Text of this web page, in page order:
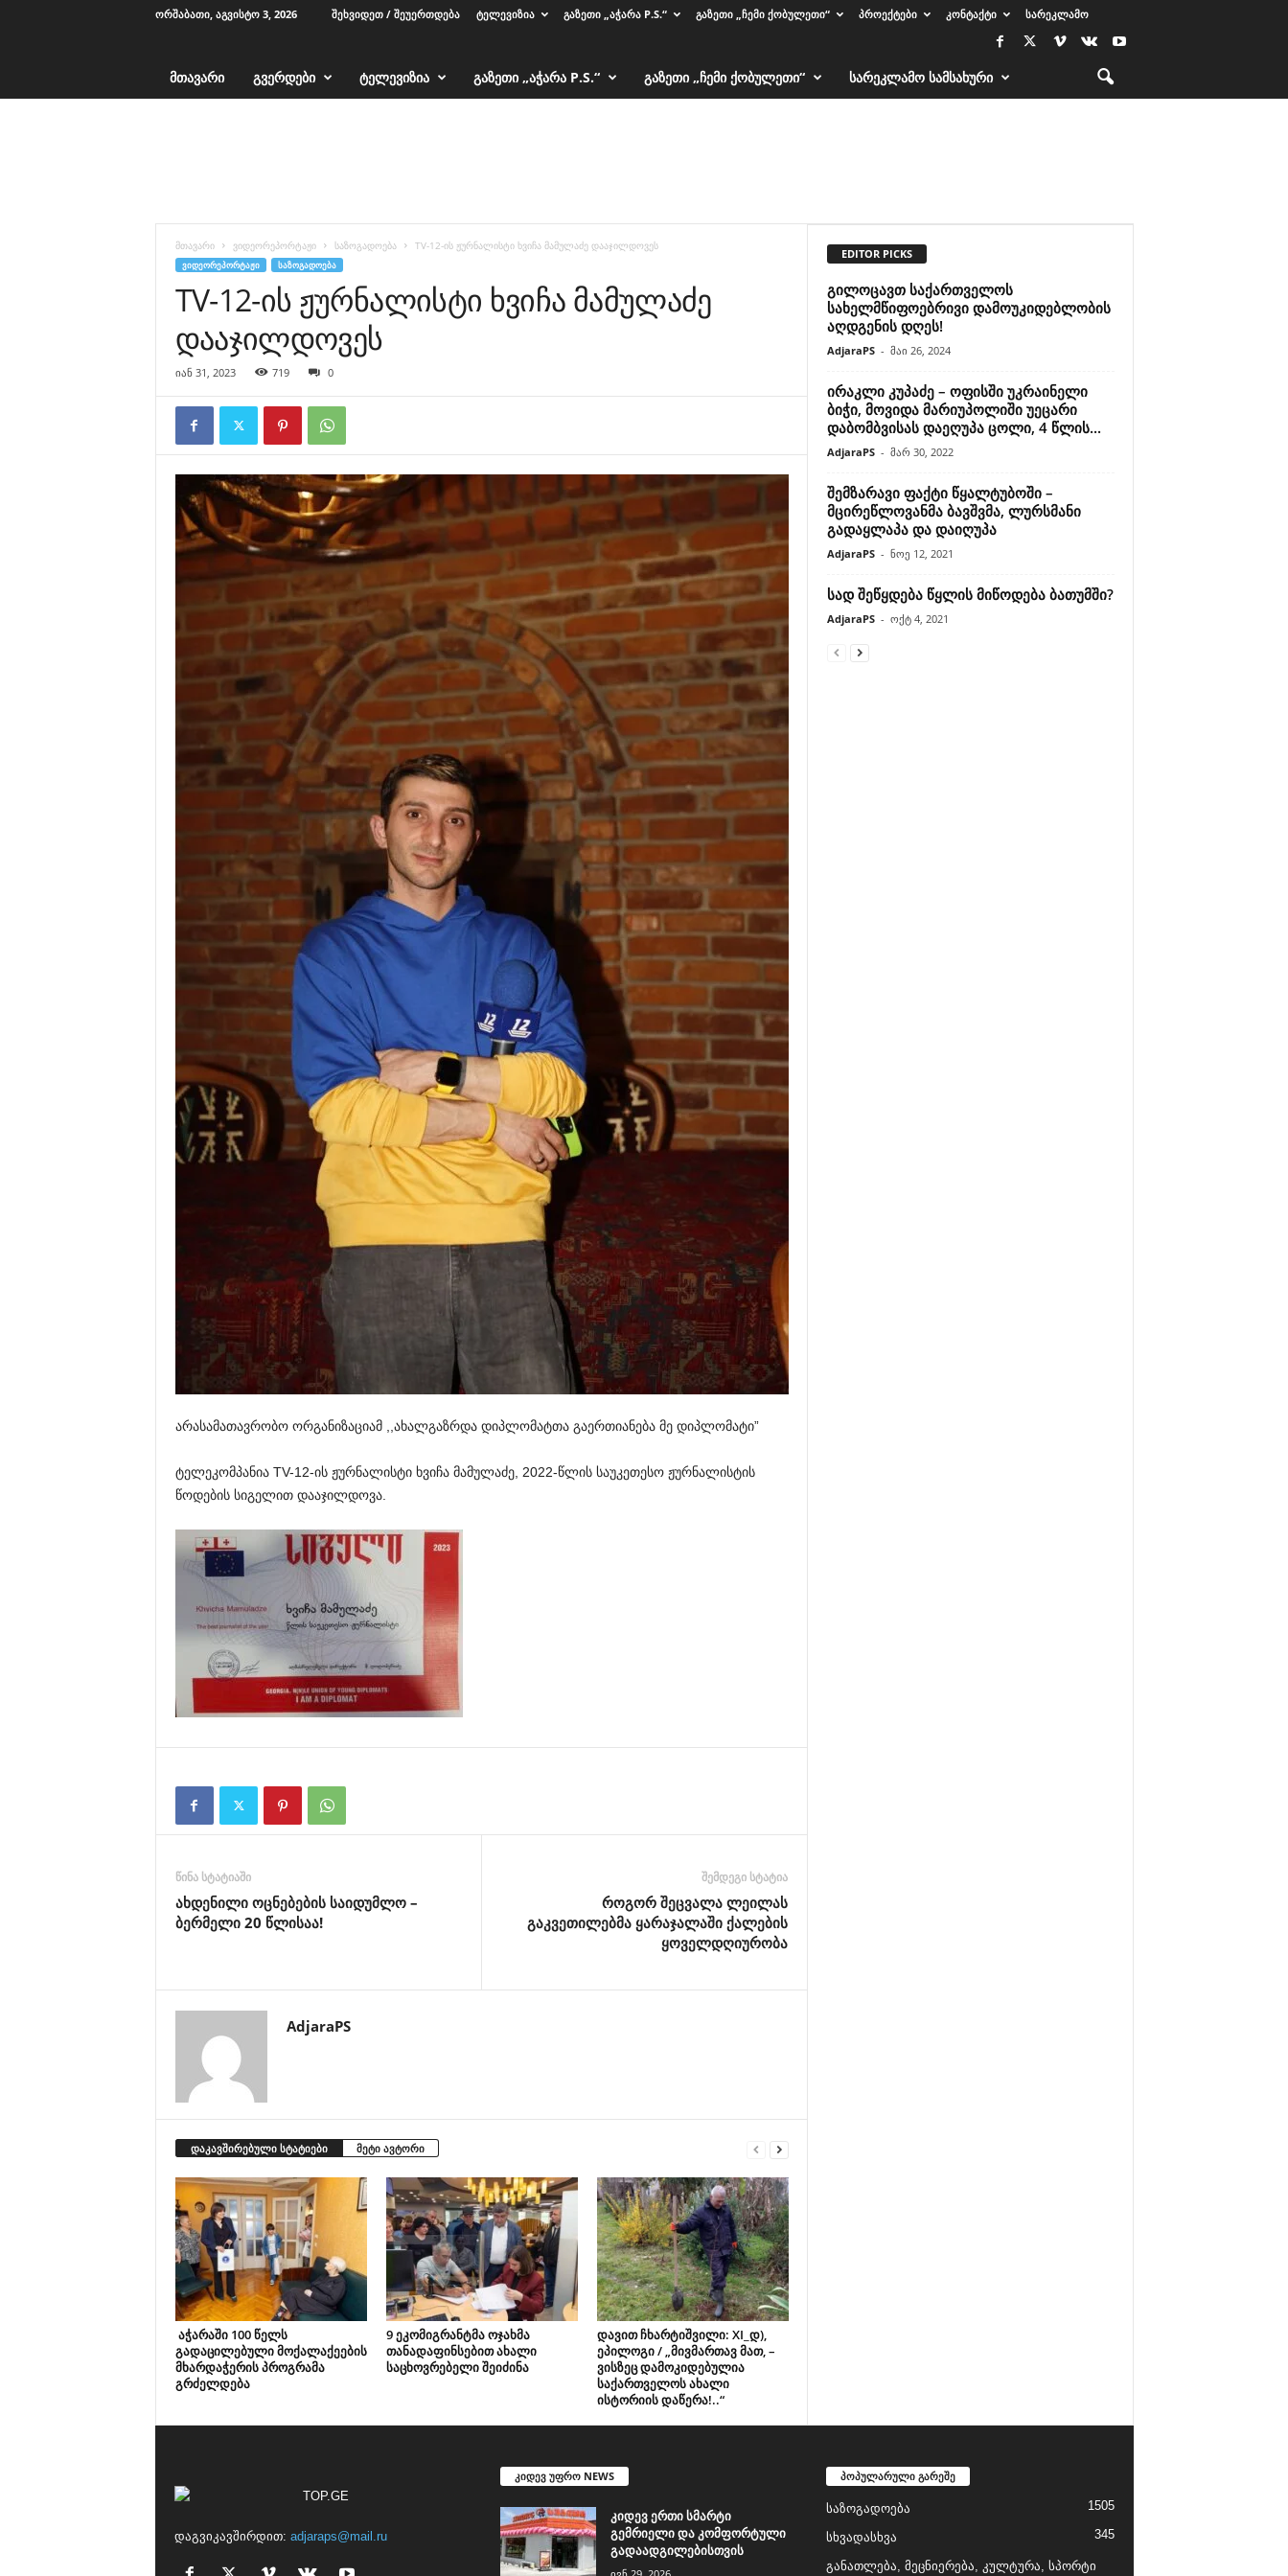
ᲝᲠᲨᲐᲑᲐᲗᲘ, ᲐᲒᲕᲘᲡᲢᲝ 3, 2026 ᲨᲔᲮᲕᲘᲓᲔᲗ / ᲨᲔᲣᲔᲠᲗᲓᲔᲑᲐ ᲢᲔᲚᲔᲕᲘᲖᲘᲐ ᲒᲐᲖᲔᲗᲘ „ᲐᲭᲐᲠᲐ P.S.“ ᲒᲐᲖᲔᲗᲘ „ᲩᲔᲛᲘ ᲥᲝᲑᲣᲚᲔᲗᲘ“ ᲞᲠᲝᲔᲥᲢᲔᲑᲘ ᲙᲝᲜᲢᲐᲥᲢᲘ ᲡᲐᲠᲔᲙᲚᲐᲛᲝ
ᲛᲗᲐᲕᲐᲠᲘ ᲒᲕᲔᲠᲓᲔᲑᲘ ᲢᲔᲚᲔᲕᲘᲖᲘᲐ ᲒᲐᲖᲔᲗᲘ „ᲐᲭᲐᲠᲐ P.S.“ ᲒᲐᲖᲔᲗᲘ „ᲩᲔᲛᲘ ᲥᲝᲑᲣᲚᲔᲗᲘ“ ᲡᲐᲠᲔᲙᲚᲐᲛᲝ ᲡᲐᲛᲡᲐᲮᲣᲠᲘ
მთავარი ვიდეორეპორტაჟი საზოგადოება TV-12-ის ჟურნალისტი ხვიჩა მამულაძე დააჯილდოვეს
ᲕᲘᲓᲔᲝᲠᲔᲞᲝᲠᲢᲐᲟᲘ ᲡᲐᲖᲝᲒᲐᲓᲝᲔᲑᲐ
TV-12-ის ჟურნალისტი ხვიჩა მამულაძე
დააჯილდოვეს
იან 31, 2023 719 0
არასამათავრობო ორგანიზაციამ,, ახალგაზრდა დიპლომატთა გაერთიანება მე დიპლომატი”
ტელეკომპანიაTV-12-ის ჟურნალისტი ხვიჩა მამულაძე, 2022-წლის საუკეთესო ჟურნალისტის
წოდების სიგელით დააჯილდოვა.
წინა სტატიაში
ახდენილი ოცნებების საიდუმლო –
ბერმელი 20 წლისაა!
შემდეგი სტატია
როგორ შეცვალა ლეილას
გაკვეთილებმა ყარაჯალაში ქალების
ყოველდღიურობა
AdjaraPS
დაკავშირებული სტატიები მეტი ავტორი
აჭარაში 100 წელს
გადაცილებული მოქალაქეების
მხარდაჭერის პროგრამა
გრძელდება
9 ეკომიგრანტმა ოჯახმა
თანადაფინსებით ახალი
საცხოვრებელი შეიძინა
დავით ჩხარტიშვილი: XI_დ),
ეპილოგი / „მივმართავ მათ, –
ვისზეც დამოკიდებულია
საქართველოს ახალი
ისტორიის დაწერა!..“
EDITOR PICKS
გილოცავთ საქართველოს
სახელმწიფოებრივი დამოუკიდებლობის
აღდგენის დღეს!
AdjaraPS - მაი 26, 2024
ირაკლი კუპაძე – ოფისში უკრაინელი
ბიჭი, მოვიდა მარიუპოლიში უეცარი
დაბომბვისას დაეღუპა ცოლი, 4 წლის...
AdjaraPS - მარ 30, 2022
შემზარავი ფაქტი წყალტუბოში –
მცირეწლოვანმა ბავშვმა, ლურსმანი
გადაყლაპა და დაიღუპა
AdjaraPS - ნოე 12, 2021
სად შეწყდება წყლის მიწოდება ბათუმში?
AdjaraPS - ოქტ 4, 2021
დაგვიკავშირდით: adjaraps@mail.ru
კიდევ უფრო NEWS
კიდევ ერთი სმარტი
გემრიელი და კომფორტული
გადაადგილებისთვის
პოპულარული გარეშე
საზოგადოება 1505
სხვადასხვა 345
განათლება, მეცნიერება, კულტურა, სპორტი